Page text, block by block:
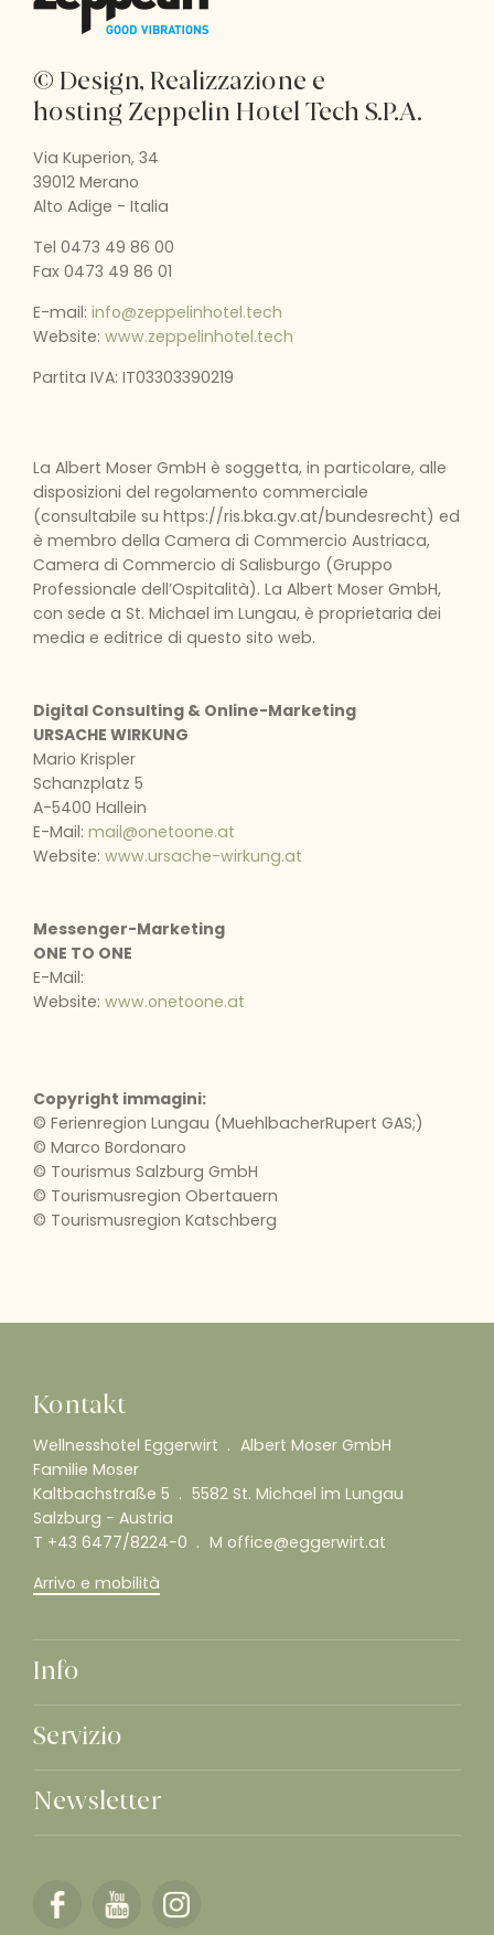
© Design, Realizzazione e
hosting Zeppelin Hotel Tech S.P.A.
Via Kuperion, 34
39012 Merano
Alto Adige - Italia
Tel 0473 49 86 00
Fax 0473 49 86 01
E-mail:info@zeppelinhotel.tech
Website:www.zeppelinhotel.tech
Partita IVA: IT03303390219
La Albert Moser GmbH è soggetta, in particolare, alle
disposizioni del regolamento commerciale
(consultabile su https://ris.bka.gv.at/bundesrecht) ed
è membro della Camera di Commercio Austriaca,
Camera di Commercio di Salisburgo (Gruppo
Professionale dell’Ospitalità). La Albert Moser GmbH,
con sede a St. Michael im Lungau, è proprietaria dei
media e editrice di questo sito web.
Digital Consulting & Online-Marketing
URSACHE WIRKUNG
Mario Krispler
Schanzplatz 5
A-5400 Hallein
E-Mail:mail@onetoone.at
Website:www.ursache-wirkung.at
Messenger-Marketing
ONE TO ONE
E-Mail:
Website:www.onetoone.at
Copyright immagini:
© Ferienregion Lungau (MuehlbacherRupert GAS;)
© Marco Bordonaro
© Tourismus Salzburg GmbH
© Tourismusregion Obertauern
© Tourismusregion Katschberg
Kontakt
Wellnesshotel Eggerwirt
Albert Moser GmbH
Familie Moser
Kaltbachstraße 5
5582 St. Michael im Lungau
Salzburg - Austria
T +43 6477/8224-0 M office@eggerwirt.at
Arrivo e mobilità
Info
Servizio
Newsletter